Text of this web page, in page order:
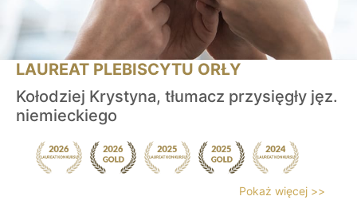
LAUREAT PLEBISCYTU ORŁY
Kołodziej Krystyna, tłumacz przysięgły jęz.
niemieckiego
Pokaż więcej >>